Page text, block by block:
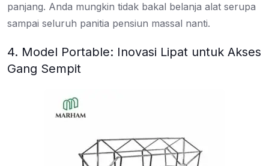
panjang. Anda mungkin tidak bakal belanja alat serupa
sampai seluruh panitia pensiun massal nanti.
4. Model Portable: Inovasi Lipat untuk Akses
Gang Sempit